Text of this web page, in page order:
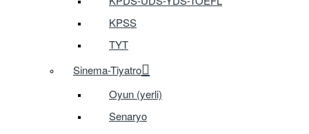
KPSS
TYT
Sinema-Tiyatro
Oyun (yerli)
Senaryo